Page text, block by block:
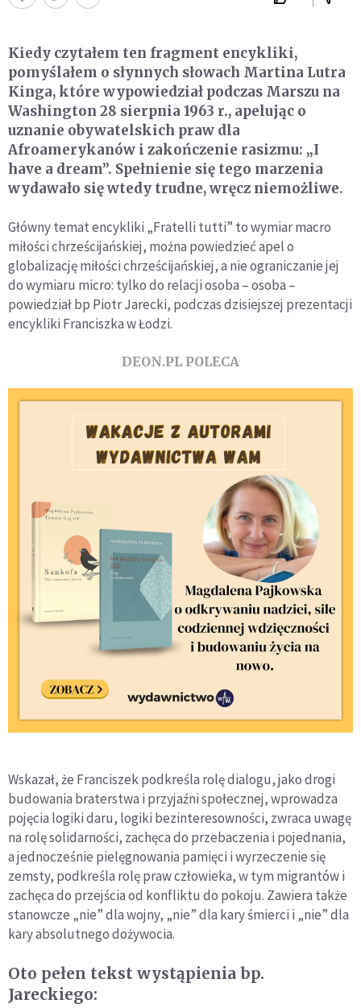
Kiedy czytałem ten fragment encykliki,
pomyślałem o słynnych słowach Martina Lutra
Kinga, które wypowiedział podczas Marszu na
Washington 28 sierpnia 1963 r., apelując o
uznanie obywatelskich praw dla
Afroamerykanów i zakończenie rasizmu: „I
have a dream”. Spełnienie się tego marzenia
wydawało się wtedy trudne, wręcz niemożliwe.
Główny temat encykliki „Fratelli tutti” to wymiar macro
miłości chrześcijańskiej, można powiedzieć apel o
globalizację miłości chrześcijańskiej, a nie ograniczanie jej
do wymiaru micro: tylko do relacji osoba – osoba –
powiedział bp Piotr Jarecki, podczas dzisiejszej prezentacji
encykliki Franciszka w Łodzi.
DEON.PL POLECA
Wskazał, że Franciszek podkreśla rolę dialogu, jako drogi
budowania braterstwa i przyjaźni społecznej, wprowadza
pojęcia logiki daru, logiki bezinteresowności, zwraca uwagę
na rolę solidarności, zachęca do przebaczenia i pojednania,
a jednocześnie pielęgnowania pamięci i wyrzeczenie się
zemsty, podkreśla rolę praw człowieka, w tym migrantów i
zachęca do przejścia od konfliktu do pokoju. Zawiera także
stanowcze „nie” dla wojny, „nie” dla kary śmierci i „nie” dla
kary absolutnego dożywocia.
Oto pełen tekst wystąpienia bp.
Jareckiego: